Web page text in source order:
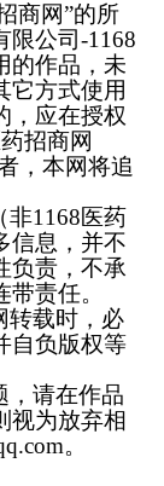
商网”的所
限公司-1168
的作品，未
它方式使用
，应在授权
招商网
，本网将追
1168医药
信息，并不
负责，不承
责任。
载时，必
自负版权等
请在作品
视为放弃相
。